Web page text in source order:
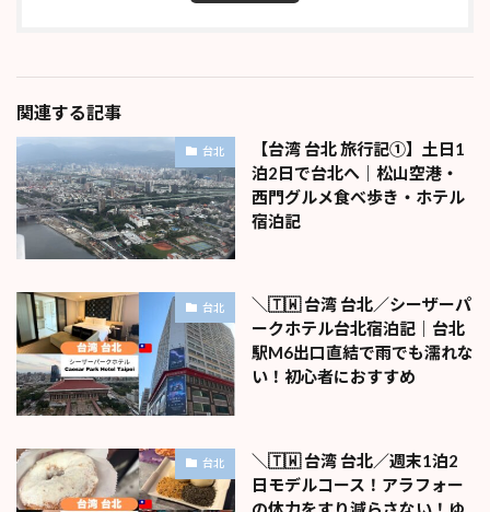
関連する記事
台北
【台湾 台北 旅行記①】土日1
泊2日で台北へ｜松山空港・
西門グルメ食べ歩き・ホテル
宿泊記
台北
＼🇹🇼 台湾 台北／シーザーパ
ークホテル台北宿泊記｜台北
駅M6出口直結で雨でも濡れな
い！初心者におすすめ
台北
＼🇹🇼 台湾 台北／週末1泊2
日モデルコース！アラフォー